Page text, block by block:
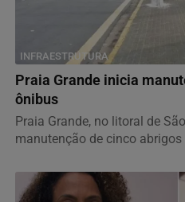
INFRAESTRUTURA
Praia Grande inicia
ônibus
Praia Grande, no litoral de
manutenção de cinco